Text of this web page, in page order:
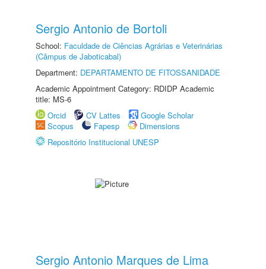
Sergio Antonio de Bortoli
School: Faculdade de Ciências Agrárias e Veterinárias
(Câmpus de Jaboticabal)
Department: DEPARTAMENTO DE FITOSSANIDADE
Academic Appointment Category: RDIDP Academic
title: MS-6
Orcid
CV Lattes
Google Scholar
Scopus
Fapesp
Dimensions
Repositório Institucional UNESP
Sergio Antonio Marques de Lima